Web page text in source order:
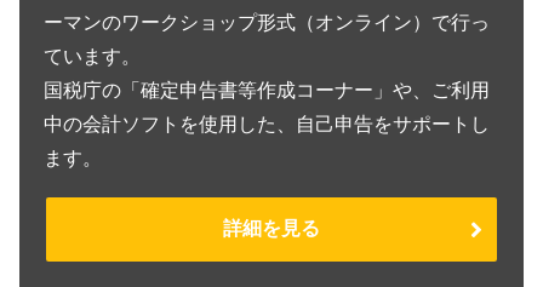
ーマンのワークショップ形式（オンライン）で行っ
ています。
国税庁の「確定申告書等作成コーナー」や、ご利用
中の会計ソフトを使用した、自己申告をサポートし
ます。
詳細を見る